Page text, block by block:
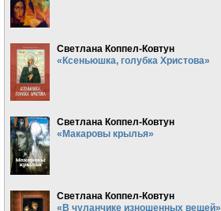
Светлана Коппел-Ковтун
«Ксеньюшка, голубка Христова»
Светлана Коппел-Ковтун
«Макаровы крылья»
Светлана Коппел-Ковтун
«В чуланчике изношенных вещей»